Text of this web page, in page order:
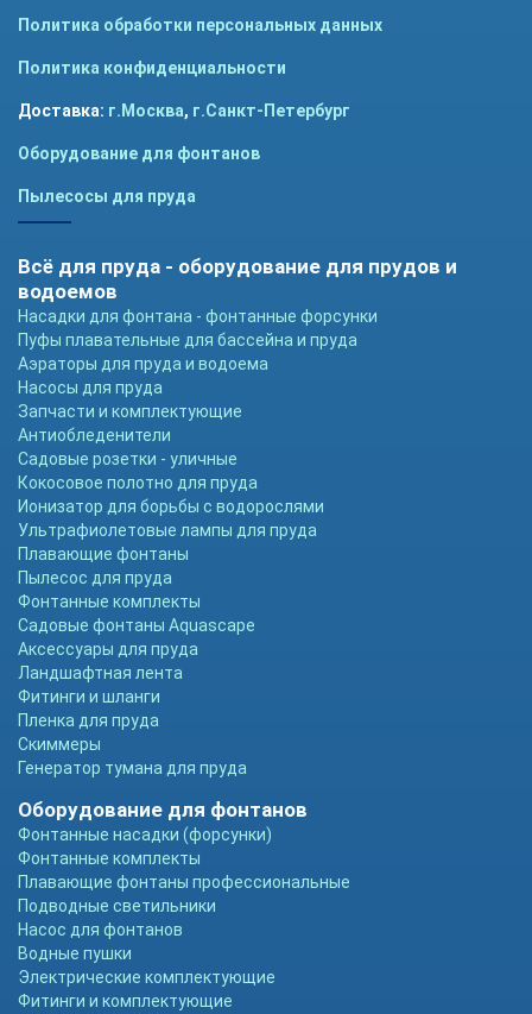
Политика обработки персональных данных
Политика конфиденциальности
Доставка: г.Москва, г.Санкт-Петербург
Оборудование для фонтанов
Пылесосы для пруда
Всё для пруда - оборудование для прудов и
водоемов
Насадки для фонтана - фонтанные форсунки
Пуфы плавательные для бассейна и пруда
Аэраторы для пруда и водоема
Насосы для пруда
Запчасти и комплектующие
Антиобледенители
Садовые розетки - уличные
Кокосовое полотно для пруда
Ионизатор для борьбы с водорослями
Ультрафиолетовые лампы для пруда
Плавающие фонтаны
Пылесос для пруда
Фонтанные комплекты
Садовые фонтаны Aquascape
Аксессуары для пруда
Ландшафтная лента
Фитинги и шланги
Пленка для пруда
Скиммеры
Генератор тумана для пруда
Оборудование для фонтанов
Фонтанные насадки (форсунки)
Фонтанные комплекты
Плавающие фонтаны профессиональные
Подводные светильники
Насос для фонтанов
Водные пушки
Электрические комплектующие
Фитинги и комплектующие